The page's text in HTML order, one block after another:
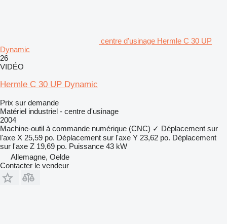
centre d'usinage Hermle C 30 UP
Dynamic
26
VIDÉO
Hermle C 30 UP Dynamic
Prix sur demande
Matériel industriel - centre d'usinage
2004
Machine-outil à commande numérique (CNC) ✓ Déplacement sur
l'axe X 25,59 po. Déplacement sur l'axe Y 23,62 po. Déplacement
sur l'axe Z 19,69 po. Puissance 43 kW
Allemagne, Oelde
Contacter le vendeur